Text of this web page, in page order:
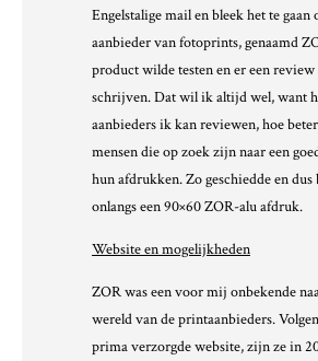
Engelstalige mail en bleek het te gaan
aanbieder van fotoprints, genaamd
product wilde testen en er een
schrijven. Dat wil ik altijd wel, want
aanbieders ik kan reviewen, hoe
mensen die op zoek zijn naar een
hun afdrukken. Zo geschiedde en dus
onlangs een 90×60 ZOR-alu afdruk.
Website en mogelijkheden
ZOR was een voor mij onbekende
wereld van de printaanbieders.
prima verzorgde website, zijn ze in